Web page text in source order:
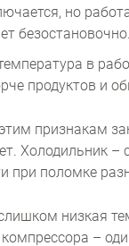
но
безостановочно.
в
продуктов и
признакам
Холодильник
при поломке
низкая
–